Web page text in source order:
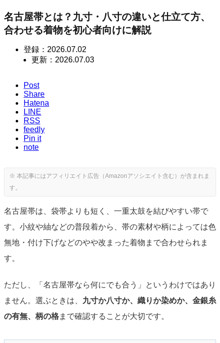
名古屋帯とは？九寸・八寸の違いと仕立て方、
合わせる着物を初心者向けに解説
登録： 2026.07.02
更新： 2026.07.03
Post
Share
Hatena
LINE
RSS
feedly
Pin it
note
名古屋帯は、袋帯よりも短く、一重太鼓を結びやすい帯で
す。小紋や紬などの普段着から、帯の素材や柄によっては色
無地・付け下げなどのやや改まった着物まで合わせられま
す。
ただし、「名古屋帯なら何にでも合う」というわけではあり
ません。選ぶときは、 九寸か八寸か、織りか染めか、金銀糸
の有無、柄の格まで確認することが大切です。